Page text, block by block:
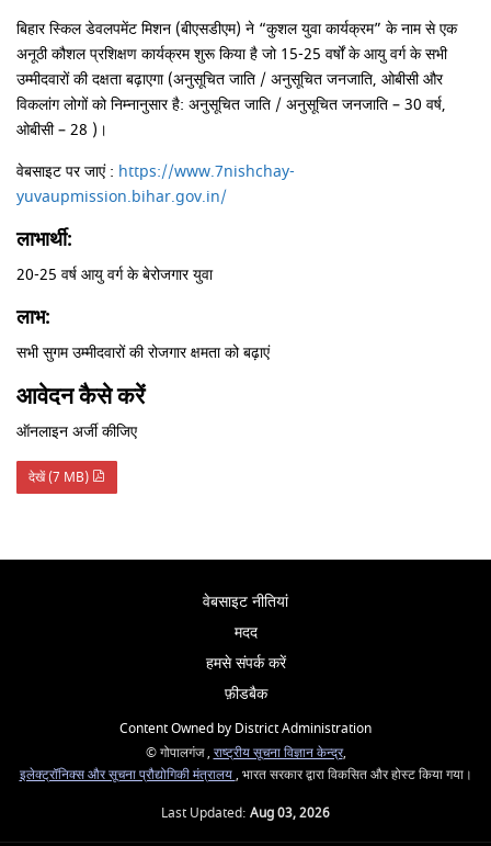
बिहार स्किल डेवलपमेंट मिशन (बीएसडीएम) ने “कुशल युवा कार्यक्रम” के नाम से एक
अनूठी कौशल प्रशिक्षण कार्यक्रम शुरू किया है जो 15-25 वर्षों के आयु वर्ग के सभी
उम्मीदवारों की दक्षता बढ़ाएगा (अनुसूचित जाति / अनुसूचित जनजाति, ओबीसी और
विकलांग लोगों को निम्नानुसार है: अनुसूचित जाति / अनुसूचित जनजाति – 30 वर्ष,
ओबीसी – 28 )।
वेबसाइट पर जाएं : https://www.7nishchay-
yuvaupmission.bihar.gov.in/
लाभार्थी:
20-25 वर्ष आयु वर्ग के बेरोजगार युवा
लाभ:
सभी सुगम उम्मीदवारों की रोजगार क्षमता को बढ़ाएं
आवेदन कैसे करें
ऑनलाइन अर्जी कीजिए
देखें (7 MB)
वेबसाइट नीतियां
मदद
हमसे संपर्क करें
फ़ीडबैक
Content Owned by District Administration
© गोपालगंज , राष्ट्रीय सूचना विज्ञान केन्द्र,
इलेक्ट्रॉनिक्स और सूचना प्रौद्योगिकी मंत्रालय, भारत सरकार द्वारा विकसित और होस्ट किया गया।
Last Updated: Aug 03, 2026